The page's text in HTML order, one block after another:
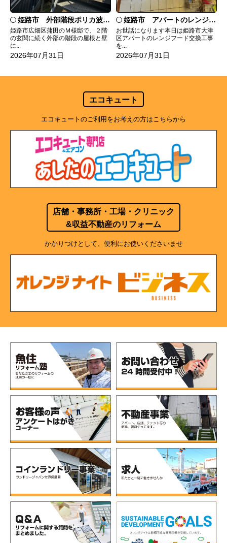
姫路市 外部階段ポリカ波板張替工事
姫路市広畑区蒲田のＭ様邸で、２階
の玄関に続く外部の階段の屋根と壁
に...
2026年07月31日
姫路市 アパートのレンジフード交換
お世話になります本日は姫路市大津
区アパートのレンジフード交換工事
を...
2026年07月31日
エコキュート
エコキュートのご利用をお考えの方はこちらから
店舗・事務所・工場・クリニック
&収益不動産のリフォーム
かかりつけとして、便利にお使いくださいませ